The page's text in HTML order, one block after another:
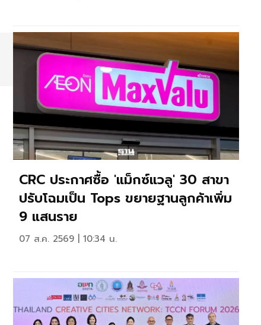
CRC ประกาศซื้อ 'แม็กซ์แวลู' 30 สาขา
ปรับโฉมเป็น Tops ขยายฐานลูกค้าเพิ่ม
9 แสนราย
07 ส.ค. 2569 | 10:34 น.